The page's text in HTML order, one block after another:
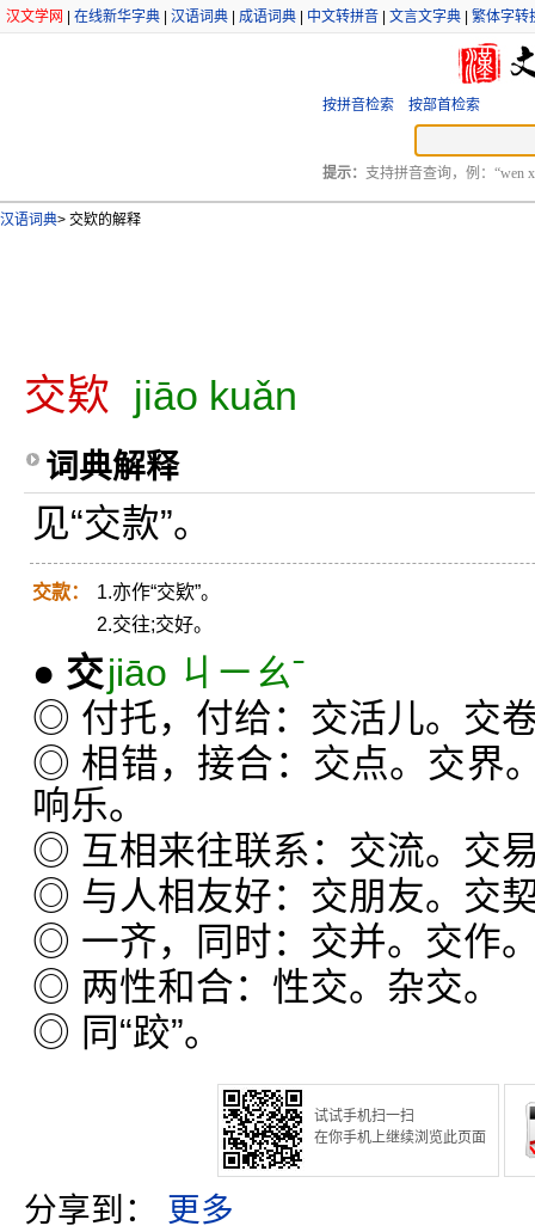
汉文学网 在线新华字典 汉语词典 成语词典 中文转拼音 文言文字典 繁体字转
按拼音检索 按部首检索
提示： 支持拼音查询，例：“wen
汉语词典> 交欵的解释
交欵 jiāo kuǎn
词典解释
见“交款”。
交款：
1.亦作“交欵”。
2.交往;交好。
● 交jiāo ㄐㄧㄠˉ
◎ 付托，付给：交活儿。交
◎ 相错，接合：交点。交界
响乐。
◎ 互相来往联系：交流。交
◎ 与人相友好：交朋友。交
◎ 一齐，同时：交并。交作
◎ 两性和合：性交。杂交。
◎ 同“跤”。
试试手机扫一扫
在你手机上继续浏览此页面
分享到： 更多